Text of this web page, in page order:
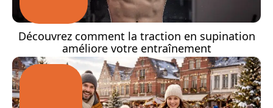
Découvrez comment la traction en supination
améliore votre entraînement